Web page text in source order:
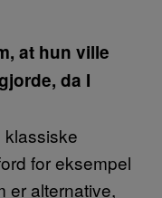
at hun ville
da I
klassiske
for eksempel
er alternative,